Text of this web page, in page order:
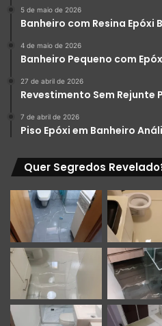
Veja também em nosso site:
https://
5 de maio de 2026
Banheiro com Resina Epóxi
4 de maio de 2026
Banheiro Pequeno com
27 de abril de 2026
Revestimento Sem Rejunte
7 de abril de 2026
Piso Epóxi em Banheiro
Quer Segredos